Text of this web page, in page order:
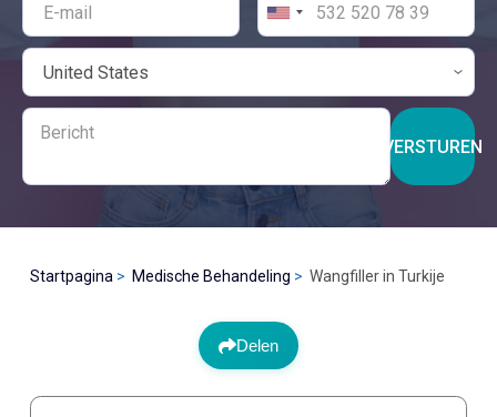
VERSTUREN
Startpagina Medische Behandeling Wangfiller in Turkije
Delen